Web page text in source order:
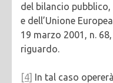
del bilancio
e dell’Unione
19 marzo 2001, n.
riguardo.
[4] In tal caso